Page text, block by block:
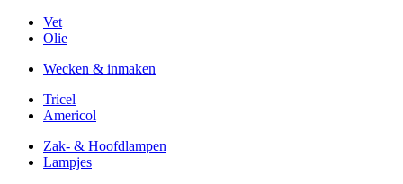
Vet
Olie
Wecken & inmaken
Tricel
Americol
Zak- & Hoofdlampen
Lampjes